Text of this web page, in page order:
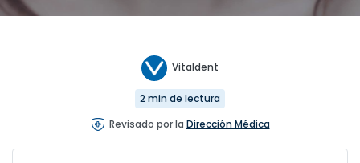
Vitaldent
2 min de lectura
Revisado por la Dirección Médica